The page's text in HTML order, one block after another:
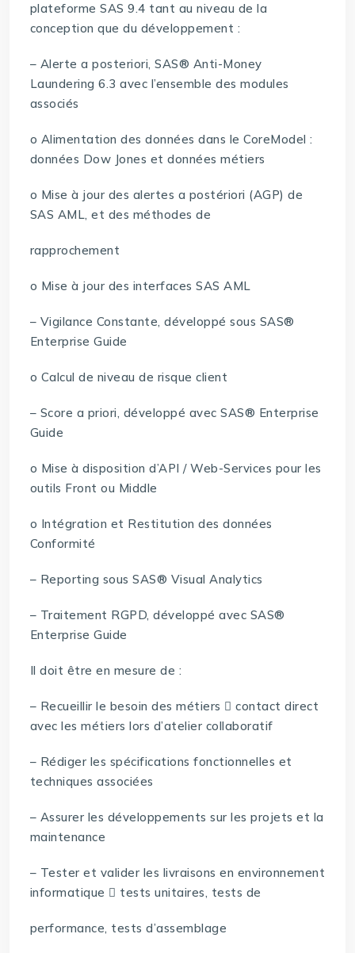
plateforme SAS 9.4 tant au niveau de la
conception que du développement :
– Alerte a posteriori, SAS® Anti-Money
Laundering 6.3 avec l’ensemble des modules
associés
o Alimentation des données dans le CoreModel :
données Dow Jones et données métiers
o Mise à jour des alertes a postériori (AGP) de
SAS AML, et des méthodes de
rapprochement
o Mise à jour des interfaces SAS AML
– Vigilance Constante, développé sous SAS®
Enterprise Guide
o Calcul de niveau de risque client
– Score a priori, développé avec SAS® Enterprise
Guide
o Mise à disposition d’API / Web-Services pour les
outils Front ou Middle
o Intégration et Restitution des données
Conformité
– Reporting sous SAS® Visual Analytics
– Traitement RGPD, développé avec SAS®
Enterprise Guide
Il doit être en mesure de :
– Recueillir le besoin des métiers  contact direct
avec les métiers lors d’atelier collaboratif
– Rédiger les spécifications fonctionnelles et
techniques associées
– Assurer les développements sur les projets et la
maintenance
– Tester et valider les livraisons en environnement
informatique  tests unitaires, tests de
performance, tests d’assemblage